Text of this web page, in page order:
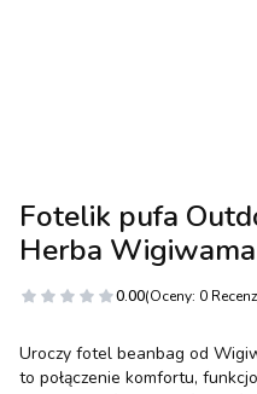
Fotelik pufa
Herba Wigiwama
0.00(Oceny: 0
Uroczy fotel beanbag od
to połączenie komfortu,